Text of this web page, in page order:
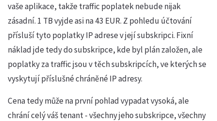
vaše aplikace, takže traffic poplatek nebude nijak
zásadní. 1 TB vyjde asi na 43 EUR. Z pohledu účtování
přísluší tyto poplatky IP adrese v její subskripci. Fixní
náklad jde tedy do subskripce, kde byl plán založen, ale
poplatky za traffic jsou v těch subskripcích, ve kterých se
vyskytují příslušné chráněné IP adresy.
Cena tedy může na první pohlad vypadat vysoká, ale
chrání celý váš tenant - všechny jeho subskripce, všechny